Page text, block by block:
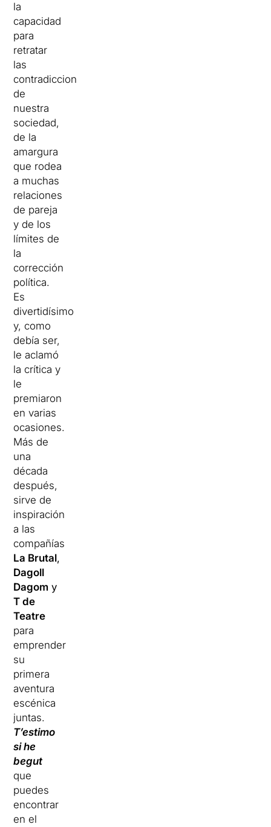
la
capacidad
para
retratar
las
contradicciones
de
nuestra
sociedad,
de la
amargura
que rodea
a muchas
relaciones
de pareja
y de los
límites de
la
corrección
política.
Es
divertidísimo
y, como
debía ser,
le aclamó
la crítica y
le
premiaron
en varias
ocasiones.
Más de
una
década
después,
sirve de
inspiración
a las
compañías
La Brutal,
Dagoll
Dagom y
T de
Teatre
para
emprender
su
primera
aventura
escénica
juntas.
T’estimo
si he
begut
que
puedes
encontrar
en el